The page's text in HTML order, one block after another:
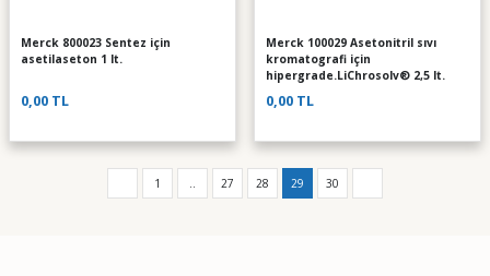
Merck 800023 Sentez için
asetilaseton 1 lt.
0,00 TL
Merck 100029 Asetonitril sıvı
kromatografi için
hipergrade.LiChrosolv® 2,5 lt.
0,00 TL
1 27 28 29 30